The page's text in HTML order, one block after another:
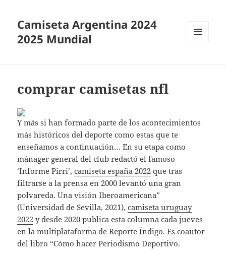
Camiseta Argentina 2024
2025 Mundial
comprar camisetas nfl
Y más si han formado parte de los acontecimientos
más históricos del deporte como estas que te
enseñamos a continuación… En su etapa como
mánager general del club redactó el famoso
‘Informe Pirri’,camiseta españa 2022 que tras
filtrarse a la prensa en 2000 levantó una gran
polvareda. Una visión Iberoamericana”
(Universidad de Sevilla, 2021),camiseta uruguay
2022 y desde 2020 publica esta columna cada jueves
en la multiplataforma de Reporte Índigo. Es coautor
del libro “Cómo hacer Periodismo Deportivo.